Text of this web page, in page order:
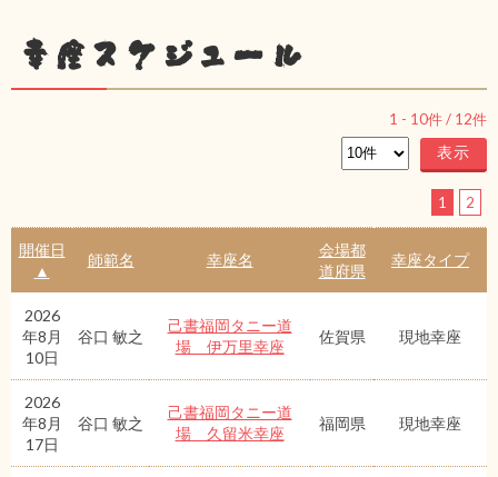
幸座スケジュール
1 - 10件 / 12件
1 2
開催日
▲
師範名 幸座名
会場都
道府県
幸座タイプ
2026
年8月
10日
谷口 敏之
己書福岡タニー道
場 伊万里幸座
佐賀県 現地幸座
2026
年8月
17日
谷口 敏之
己書福岡タニー道
場 久留米幸座
福岡県 現地幸座